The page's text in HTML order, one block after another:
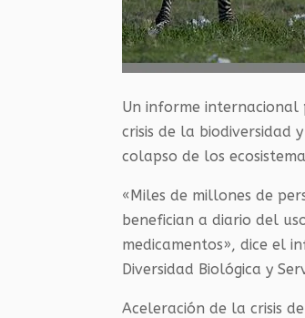
Un informe internacional
crisis de la biodiversidad
colapso de los
«Miles de millones de
benefician a diario del
medicamentos», dice el
Diversidad Biológica y
Aceleración de la crisis